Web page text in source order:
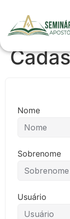
Nome
Sobrenome
Usuário